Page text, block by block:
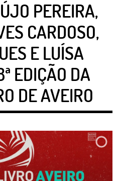
PEREIRA,
CARDOSO,
E LUÍSA
EDIÇÃO DA
DE AVEIRO